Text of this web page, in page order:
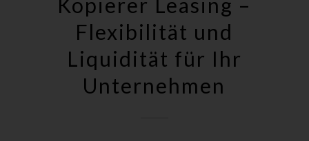
Kopierer Leasing –
Flexibilität und
Liquidität für Ihr
Unternehmen